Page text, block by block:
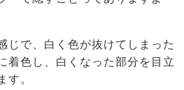
じで、白く色が抜けてしまった
着色し、白くなった部分を目立
す。